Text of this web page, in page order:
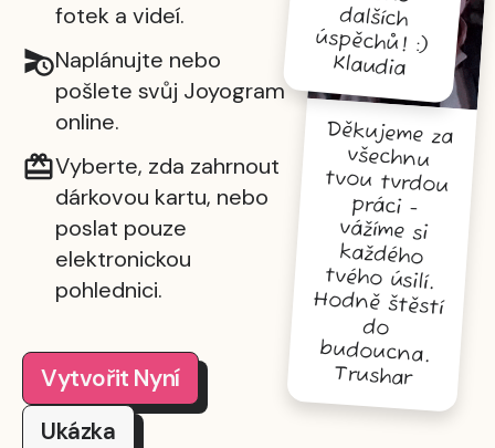
fotek a videí.
Naplánujte nebo
pošlete svůj Joyogram
online.
Vyberte, zda zahrnout
dárkovou kartu, nebo
poslat pouze
elektronickou
pohlednici.
Vytvořit Nyní
Ukázka
úspěchů! :)
Klaudia
Děkujeme za
všechnu
tvou tvrdou
práci -
vážíme si
každého
tvého úsilí.
Hodně štěstí
do
budoucna.
Trushar